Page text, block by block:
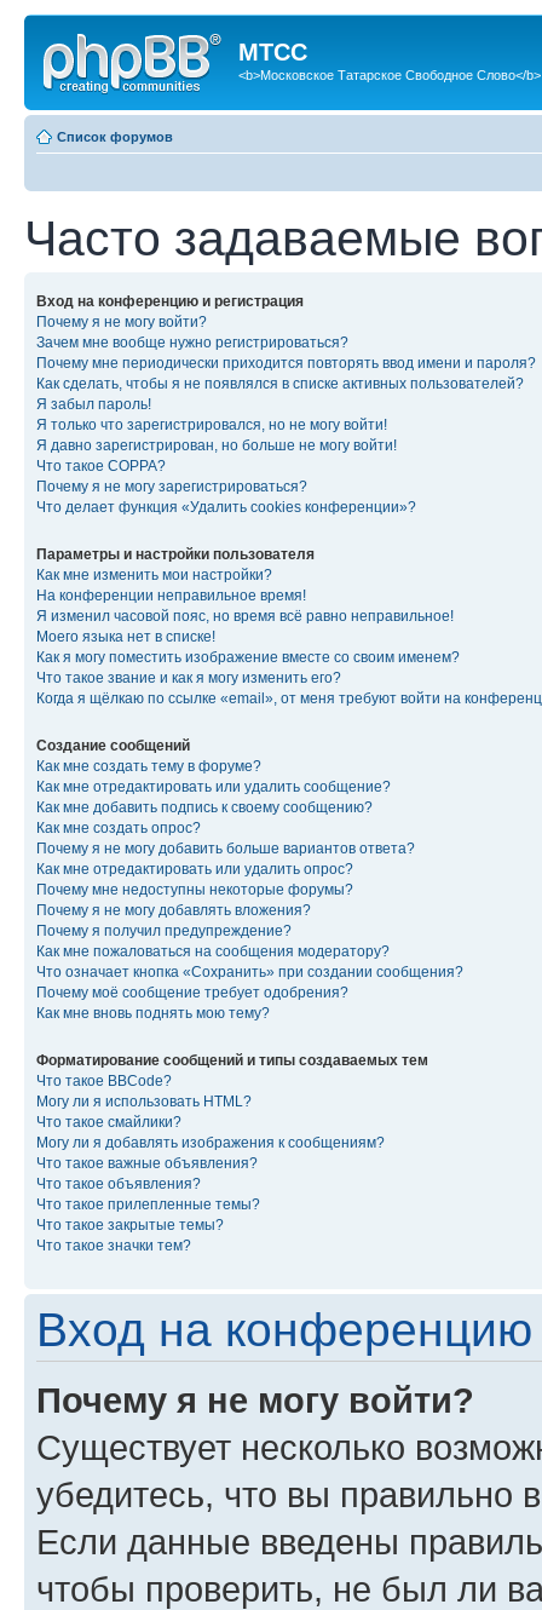
МТСС
<b>Московское Татарское Свободное Слово</b>
Список форумов
Часто задаваемые
Вход на конференцию и регистрация
Почему я не могу войти?
Зачем мне вообще нужно регистрироваться?
Почему мне периодически приходится повторять ввод имени и пароля?
Как сделать, чтобы я не появлялся в списке активных пользователей?
Я забыл пароль!
Я только что зарегистрировался, но не могу войти!
Я давно зарегистрирован, но больше не могу войти!
Что такое COPPA?
Почему я не могу зарегистрироваться?
Что делает функция «Удалить cookies конференции»?
Параметры и настройки пользователя
Как мне изменить мои настройки?
На конференции неправильное время!
Я изменил часовой пояс, но время всё равно неправильное!
Моего языка нет в списке!
Как я могу поместить изображение вместе со своим именем?
Что такое звание и как я могу изменить его?
Когда я щёлкаю по ссылке «email», от меня требуют войти на
Создание сообщений
Как мне создать тему в форуме?
Как мне отредактировать или удалить сообщение?
Как мне добавить подпись к своему сообщению?
Как мне создать опрос?
Почему я не могу добавить больше вариантов ответа?
Как мне отредактировать или удалить опрос?
Почему мне недоступны некоторые форумы?
Почему я не могу добавлять вложения?
Почему я получил предупреждение?
Как мне пожаловаться на сообщения модератору?
Что означает кнопка «Сохранить» при создании сообщения?
Почему моё сообщение требует одобрения?
Как мне вновь поднять мою тему?
Форматирование сообщений и типы создаваемых тем
Что такое BBCode?
Могу ли я использовать HTML?
Что такое смайлики?
Могу ли я добавлять изображения к сообщениям?
Что такое важные объявления?
Что такое объявления?
Что такое прилепленные темы?
Что такое закрытые темы?
Что такое значки тем?
Вход на конференцию
Почему я не могу войти?
Существует несколько
убедитесь, что вы правильно
Если данные введены
чтобы проверить, не был ли